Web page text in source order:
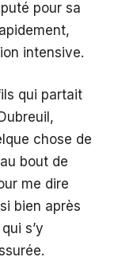
pour sa
intensive.
qui partait
chose de
bout de
me dire
bien après
s’y